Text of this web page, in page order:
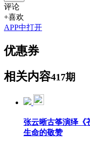
评论
+喜欢
APP中打开
优惠券
相关内容417期
张云晰古筝演绎《
生命的敬赞